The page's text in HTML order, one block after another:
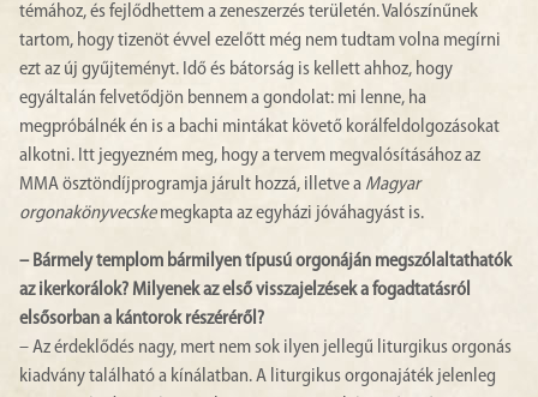
témához, és fejlődhettem a zeneszerzés területén. Valószínűnek
tartom, hogy tizenöt évvel ezelőtt még nem tudtam volna megírni
ezt az új gyűjteményt. Idő és bátorság is kellett ahhoz, hogy
egyáltalán felvetődjön bennem a gondolat: mi lenne, ha
megpróbálnék én is a bachi mintákat követő korálfeldolgozásokat
alkotni. Itt jegyezném meg, hogy a tervem megvalósításához az
MMA ösztöndíjprogramja járult hozzá, illetve a Magyar
orgonakönyvecskemegkapta az egyházi jóváhagyást is.
– Bármely templom bármilyen típusú orgonáján megszólaltathatók
az ikerkorálok? Milyenek az első visszajelzések a fogadtatásról
elsősorban a kántorok részéréről?
– Az érdeklődés nagy, mert nem sok ilyen jellegű liturgikus orgonás
kiadvány található a kínálatban. A liturgikus orgonajáték jelenleg